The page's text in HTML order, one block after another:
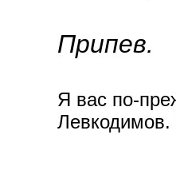
Припев.
Я вас по-
Левкодимов.